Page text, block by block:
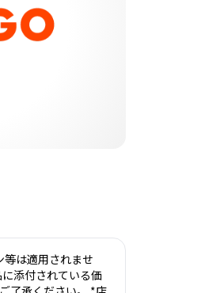
は適用されませ
添付されている価